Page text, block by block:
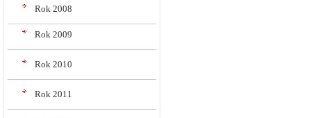
Rok 2008
Rok 2009
Rok 2010
Rok 2011